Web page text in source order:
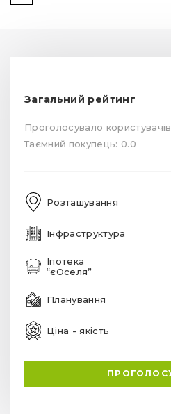
Загальний рейтинг
Проголосувало
Таємний покупець: 0.0
Розташування
Інфраструктура
Іпотека
“єОселя”
Планування
Ціна - якість